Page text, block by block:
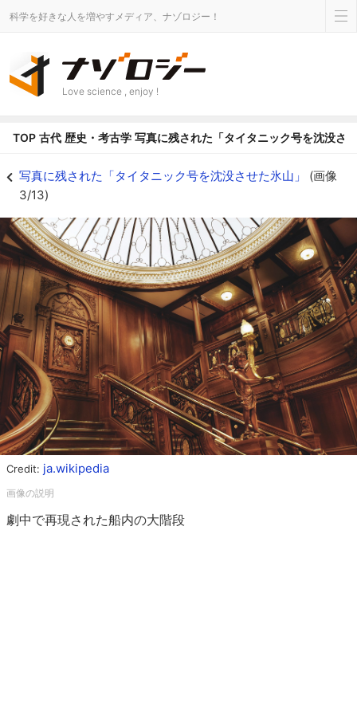
科学を好きな人を増やすメディア、ナゾロジー！
Love science , enjoy !
TOP 古代 歴史・考古学 写真に残された「タイタニック号を沈没さ
写真に残された「タイタニック号を沈没させた氷山」 (画像
3/13)
Credit: ja.wikipedia
劇中で再現された船内の大階段